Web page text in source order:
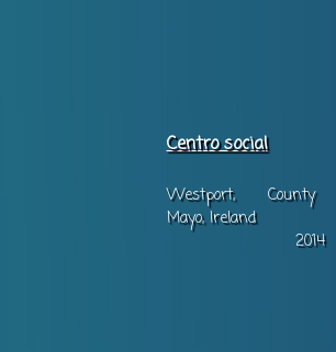
Centro social
Westport, County
Mayo, Ireland
2014